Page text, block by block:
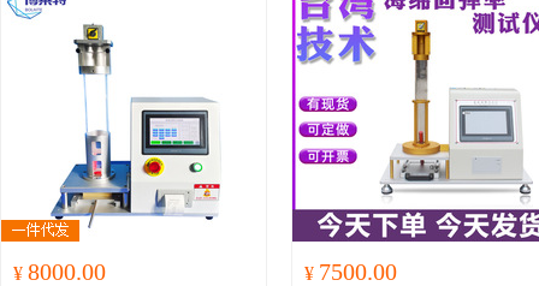
¥ 8000.00 ¥ 7500.00